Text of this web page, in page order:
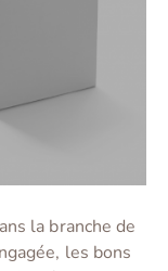
la branche de
les bons